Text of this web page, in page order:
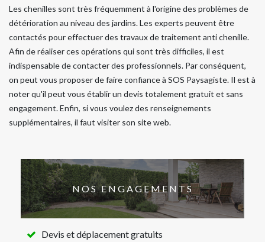
Les chenilles sont très fréquemment à l'origine des problèmes de
détérioration au niveau des jardins. Les experts peuvent être
contactés pour effectuer des travaux de traitement anti chenille.
Afin de réaliser ces opérations qui sont très difficiles, il est
indispensable de contacter des professionnels. Par conséquent,
on peut vous proposer de faire confiance à SOS Paysagiste. Il est à
noter qu'il peut vous établir un devis totalement gratuit et sans
engagement. Enfin, si vous voulez des renseignements
supplémentaires, il faut visiter son site web.
NOS ENGAGEMENTS
Devis et déplacement gratuits